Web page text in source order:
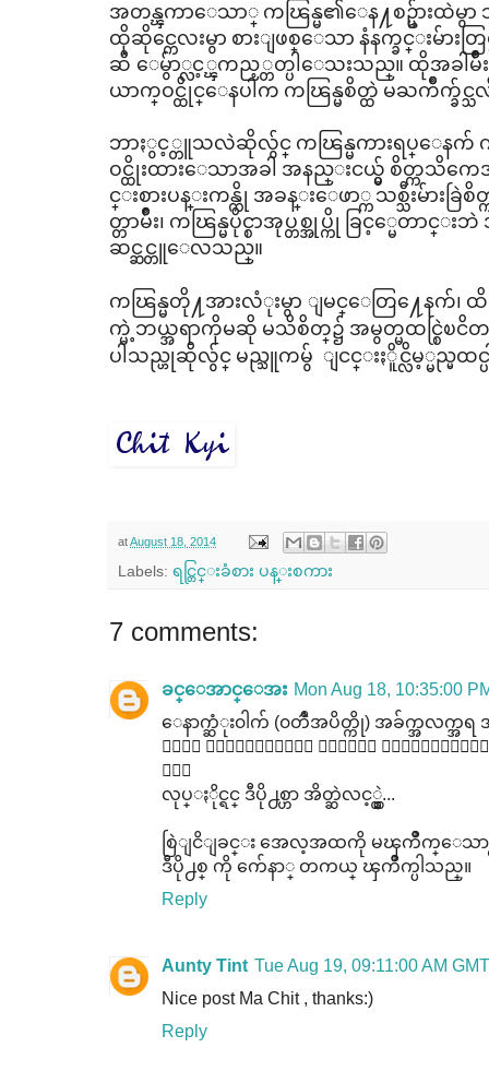
အတန္ၾကာေသာ္ ကၽြန္မ၏ေန႔စဥ္မ်ားထဲမွာ
ထိုဆိုင္ကေလးမွာ စားျဖစ္ေသာ နံနက္ခင္းမ်ာ
ဆီ ေမွ်ာ္လင့္ၾကည့္တတ္ပါေသးသည္။ ထိုအခါမ်ိဳး
ယာက္ဝင္ထိုင္ေနပါက ကၽြန္မစိတ္ထဲ မႀကိဳက္ခ်
ဘာႏွင့္တူသလဲဆိုလွ်င္ ကၽြန္မကားရပ္ေနက် ကာ
ဝင္ထိုးထားေသာအခါ အနည္းငယ္မွ် စိတ္ကသိကေ
င္းစားပန္းကန္ကို အခန္းေဖာ္က သစ္သီးမ်ားခ
တ္တာမ်ိဳး၊ ကၽြန္မပိုင္စာအုပ္တစ္အုပ္ကို ခြင့္မေတာ
ဆင္ဆင္တူေလသည္။
ကၽြန္မတို႔အားလံုးမွာ ျမင္ေတြ႔ေနက်၊
က္မဲ့ဘယ္အရာကိုမဆို မသိစိတ္၌ အမွတ္မထင္စ
ပါသည္ဟုဆိုလွ်င္ မည္သူကမွ် ျငင္းႏိူင္လိမ့္မည္မထင္ပ
atAugust 18, 2014
Labels: ရင္တြင္းခံစား ပန္းစကား
7 comments:
ခင္ေအာင္ေအး Mon Aug 18, 10:35:00
ေနာက္ဆံုး၀ါက် (၀တၳဳအပိတ္ကို) အခ်က္အလက္အရ
၀ါက် တည္ေဆာက္ပံု ဒီ့ထက္ ေကာင္းေအ
ကို
လုပ္ႏိုင္ရင္ ဒီပို႕စ္ဟာ အိတ္ဆဲလင့္န္ထ္ပဲ...
စြဲျငိျခင္း အေလ့အထကို မၾကိဳက္ေသာ္
ဒီပို႕စ္ ကို က်ေနာ္ တကယ္ ၾကိဳက္ပါသည္။
Reply
Aunty Tint Tue Aug 19, 09:11:00 AM
Nice post Ma Chit , thanks:)
Reply